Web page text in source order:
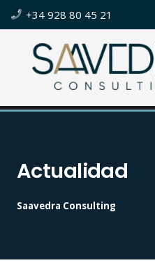
+34 928 80 45 21
Actualidad
Saavedra Consulting